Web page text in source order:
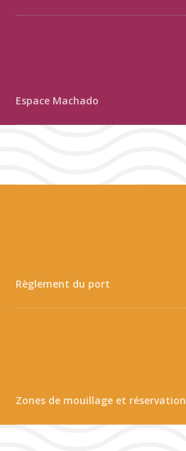
Espace Machado
Règlement du port
Zones de mouillage et réservation